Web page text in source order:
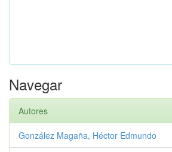
Navegar
Autores
González Magaña, Héctor Edmundo